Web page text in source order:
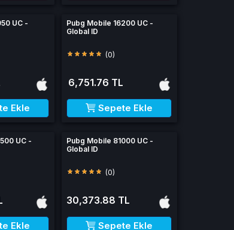
UC -
Ekle
Pubg Mobile 16200 UC -
Global ID
(0)
6,751.76 TL
Sepete Ekle
UC -
Ekle
Pubg Mobile 81000 UC -
Global ID
(0)
30,373.88 TL
Sepete Ekle